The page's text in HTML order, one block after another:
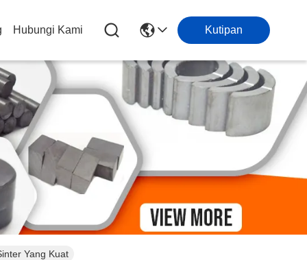
Hubungi Kami Kutipan
Yang Kuat